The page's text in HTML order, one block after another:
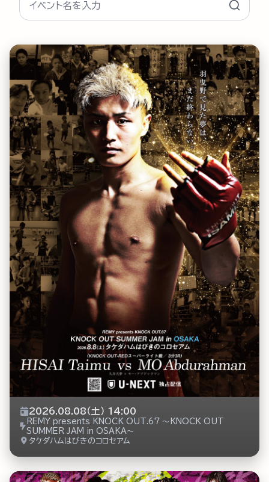
2026.08.08（土） 14:00
REMY presents KNOCK OUT.67 ～KNOCK OUT
SUMMER JAM in OSAKA～
タケダハムはびきのコロセアム